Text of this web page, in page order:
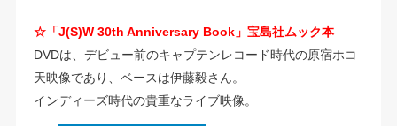
☆「J(S)W 30th Anniversary Book」宝島社ムック本
DVDは、デビュー前のキャプテンレコード時代の原宿ホコ
天映像であり、ベースは伊藤毅さん。
インディーズ時代の貴重なライブ映像。